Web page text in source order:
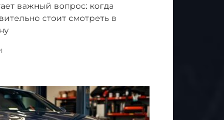
важный вопрос: когда
стоит смотреть в